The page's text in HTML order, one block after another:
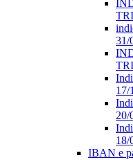
31/
17/
20/
18/
IBAN e